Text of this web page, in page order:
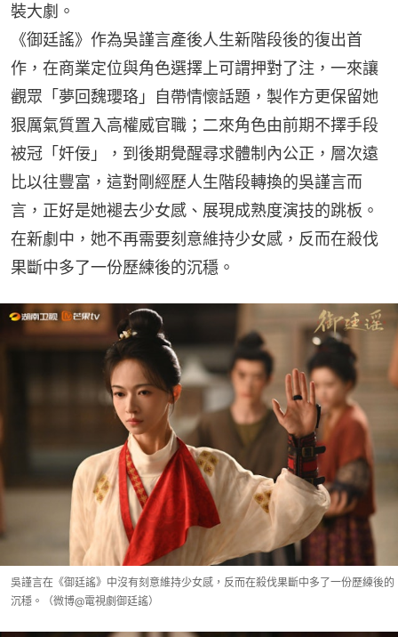
裝大劇。
《御廷謠》作為吳謹言產後人生新階段後的復出首
作，在商業定位與角色選擇上可謂押對了注，一來讓
觀眾「夢回魏瓔珞」自帶情懷話題，製作方更保留她
狠厲氣質置入高權威官職；二來角色由前期不擇手段
被冠「奸佞」，到後期覺醒尋求體制內公正，層次遠
比以往豐富，這對剛經歷人生階段轉換的吳謹言而
言，正好是她褪去少女感、展現成熟度演技的跳板。
在新劇中，她不再需要刻意維持少女感，反而在殺伐
果斷中多了一份歷練後的沉穩。
吳謹言在《御廷謠》中沒有刻意維持少女感，反而在殺伐果斷中多了一份歷練後的
沉穩。（微博@電視劇御廷謠）